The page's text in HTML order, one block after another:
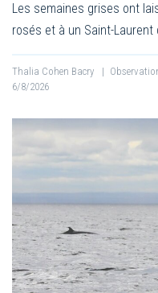
Les semaines grises ont
rosés et à un Saint-
Thalia Cohen Bacry |
6/8/2026